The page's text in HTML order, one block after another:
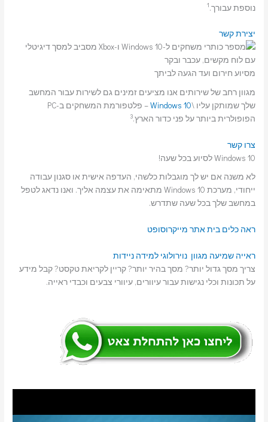
נוספת עבורך.1
יצירת קשר
מסיוע חירום ועד הגעה לביתך
מגוון רחב של שירותים אנו מציעים זמינים גם לשירות עבור המחשב
שלך שמותקן עליו \Windows 10
– פלטפורמת המשחקים ב-PC
הפופולרית ביותר על פני כדור הארץ.3
צרו קשר
Windows 10 לסיוע בכל שעה!
לא משנה אם יש לך מוגבלות כלשהי, העדפה אישית או סגנון עבודה
ייחודי, מערכת Windows 10 מתאימה את עצמה אליך. ואנו נדאג לטפל
במחשב שלך בכל שעה שתדרש.
ראה כלים בית אתר מייקרוסופט
ראייה שמיעה מגוון נוירולוגי למידה ניידות
צריך מסך גדול יותר? מסך בהיר יותר? קריין לקריאת טקסט? קבל מידע
על תכונות וכלי נגישות עבור עיוורים, עיוורי צבעים וכבדי ראייה.